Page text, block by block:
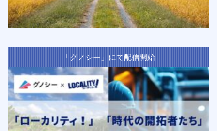
「グノシー」にて配信開始